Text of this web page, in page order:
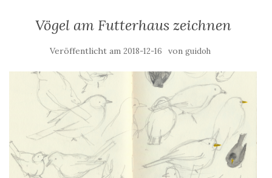
Vögel am Futterhaus zeichnen
Veröffentlicht am 2018-12-16 von guidoh